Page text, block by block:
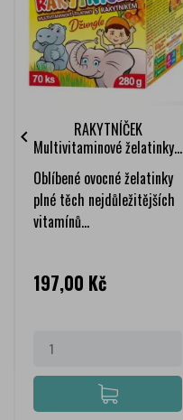
RAKYTNÍČEK
Multivitaminové želatinky...
Oblíbené ovocné želatinky
plné těch nejdůležitějších
vitamínů...
Cena
197,00 Kč
